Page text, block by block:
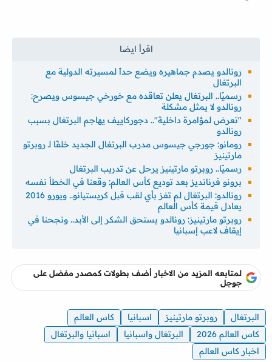
رونالدو يصدم جماهيره ويضع حداً لمسيرته الدولية مع
البرتغال
رسميًا.. البرتغال يعلن تعاقده مع خورخي جيسوس ويصرح:
رونالدو لا يمثل مشكلة
"تعرض لمؤامرة داخلية".. دجوركاييف يهاجم البرتغال بسبب
رونالدو
رومانو: جورجي جيسوس مدرب البرتغال الجديد خلفًا لـ روبرتو
مارتينيز
رسميًا.. روبرتو مارتينيز يرحل عن تدريب البرتغال
برونو فرنانديز بعد توديع كأس العالم: وقعنا في الخطأ نفسه
رونالدو: البرتغال لم تفز بأي لقب قبل كريستيانو.. ويورو 2016
يعادل قيمة كأس العالم
روبرتو مارتينيز: رونالدو يستحق الشكر إلى الأبد.. ونجحنا في
إيقاف لاعب إسبانيا
لمتابعه المزيد من الاخبار أضف بطولات كمصدر مفضل على
جوجل
البرتغال روبرتو مارتينيز اسبانيا
كاس العالم
كاس العالم 2026
البرتغال واسبانيا
اسبانيا والبرتغال
اخبار كاس العالم